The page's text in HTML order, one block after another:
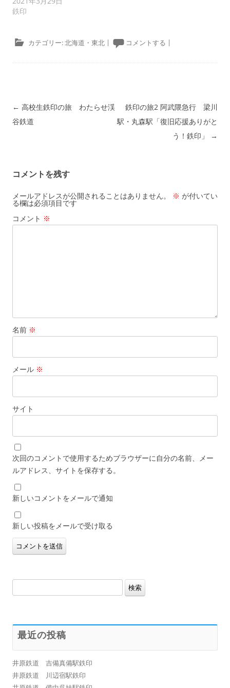
鉄印
カテゴリー:北海道・東北 | コメントする |
投稿ナビゲーション
← 高校生鉄印の旅 わたらせ渓
谷鉄道
鉄印の旅2 阿武隈急行 梁川
駅・丸森駅「復旧応援ありがと
う！鉄印」
→
コメントを残す
メールアドレスが公開されることはありません。 ※ が付いてい
る欄は必須項目です
コメント ※
名前 ※
メール ※
サイト
次回のコメントで使用するためブラウザーに自分の名前、メー
ルアドレス、サイトを保存する。
新しいコメントをメールで通知
新しい投稿をメールで受け取る
索:
最近の投稿
井原鉄道 吉備真備駅鉄印
井原鉄道 川辺宿駅鉄印